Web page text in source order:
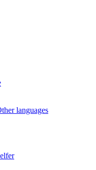
languages